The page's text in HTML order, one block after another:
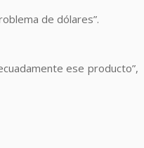
de dólares”.
ese producto”,